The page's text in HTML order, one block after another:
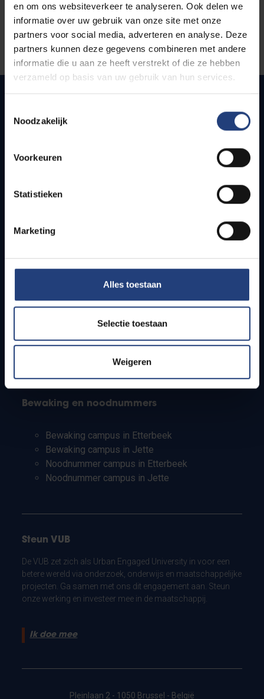
en om ons websiteverkeer te analyseren. Ook delen we
informatie over uw gebruik van onze site met onze
partners voor social media, adverteren en analyse. Deze
partners kunnen deze gegevens combineren met andere
informatie die u aan ze heeft verstrekt of die ze hebben
verzameld op basis van uw gebruik van hun services.
Noodzakelijk
Voorkeuren
Statistieken
Marketing
Alles toestaan
Selectie toestaan
Weigeren
Snel naar
Bereikbaarheid
Studenten
PhD-studenten
Leerkrachten en secundaire scholen
Bewaking en noodnummers
Bewaking campus in Etterbeek
Bewaking campus in Jette
Noodnummer campus in Etterbeek
Noodnummer campus in Jette
Steun VUB
De VUB zet zich als Urban Engaged University in voor een
betere wereld via onderzoek, onderwijs en maatschappelijke
projecten. Ga samen met ons dit engagement aan. Steun
onze werking en investeer mee in de maatschappij.
Ik doe mee
Pleinlaan 2 - 1050 Brussel - België